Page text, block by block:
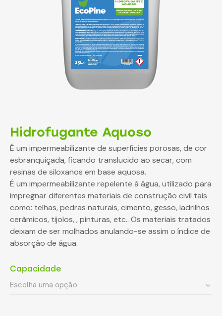
Hidrofugante Aquoso
É um impermeabilizante de superfícies porosas, de cor
esbranquiçada, ficando translucido ao secar, com
resinas de siloxanos em base aquosa.
É um impermeabilizante repelente à água, utilizado para
impregnar diferentes materiais de construção civil tais
como: telhas, pedras naturais, cimento, gesso, ladrilhos
cerâmicos, tijolos, , pinturas, etc.. Os materiais tratados
deixam de ser molhados anulando-se assim o índice de
absorção de água.
Capacidade